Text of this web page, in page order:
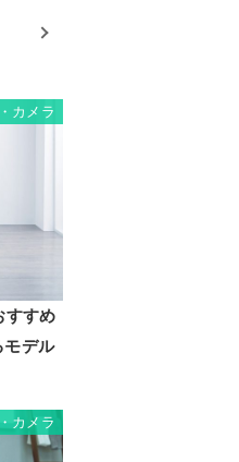
カメラ
すすめ
モデル
カメラ